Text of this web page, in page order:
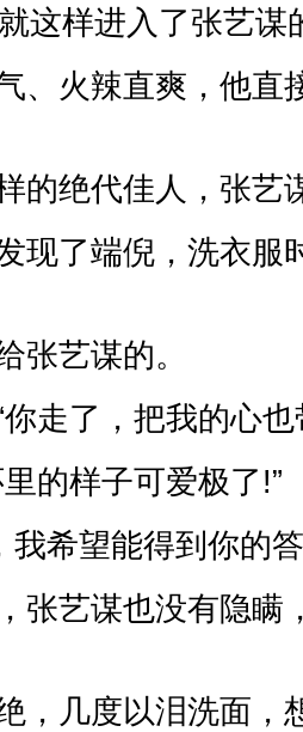
样进入了张艺谋
火辣直爽，他直
绝代佳人，张艺
了端倪，洗衣服
艺谋的。
了，把我的心也
的样子可爱极了!”
希望能得到你的答
艺谋也没有隐瞒
几度以泪洗面，